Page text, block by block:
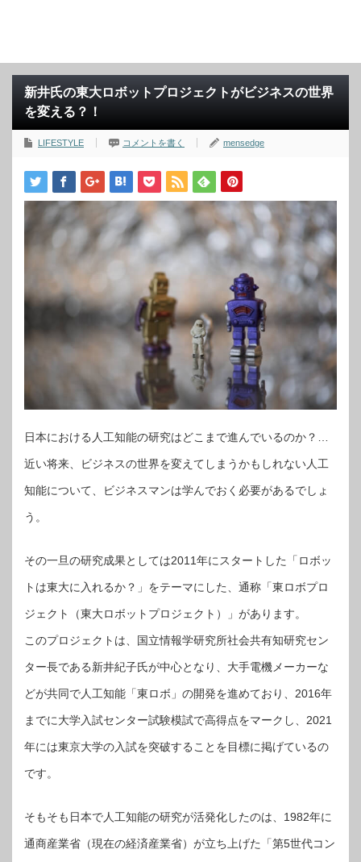
新井氏の東大ロボットプロジェクトがビジネスの世界
を変える？！
LIFESTYLE コメントを書く mensedge
日本における人工知能の研究はどこまで進んでいるのか？…
近い将来、ビジネスの世界を変えてしまうかもしれない人工
知能について、ビジネスマンは学んでおく必要があるでしょ
う。
その一旦の研究成果としては2011年にスタートした「ロボッ
トは東大に入れるか？」をテーマにした、通称「東ロボプロ
ジェクト（東大ロボットプロジェクト）」があります。
このプロジェクトは、国立情報学研究所社会共有知研究セン
ター長である新井紀子氏が中心となり、大手電機メーカーな
どが共同で人工知能「東ロボ」の開発を進めており、2016年
までに大学入試センター試験模試で高得点をマークし、2021
年には東京大学の入試を突破することを目標に掲げているの
です。
そもそも日本で人工知能の研究が活発化したのは、1982年に
通商産業省（現在の経済産業省）が立ち上げた「第5世代コン